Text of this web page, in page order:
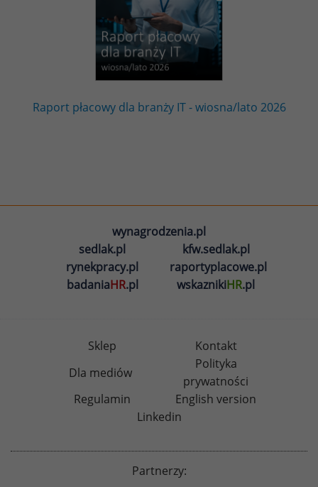
Raport płacowy dla branży IT - wiosna/lato 2026
wynagrodzenia.pl
sedlak.pl
kfw.sedlak.pl
rynekpracy.pl
raportyplacowe.pl
badaniaHR.pl wskaznikiHR.pl
Sklep
Kontakt
Dla mediów
Polityka
prywatności
Regulamin
English version
Linkedin
Partnerzy: